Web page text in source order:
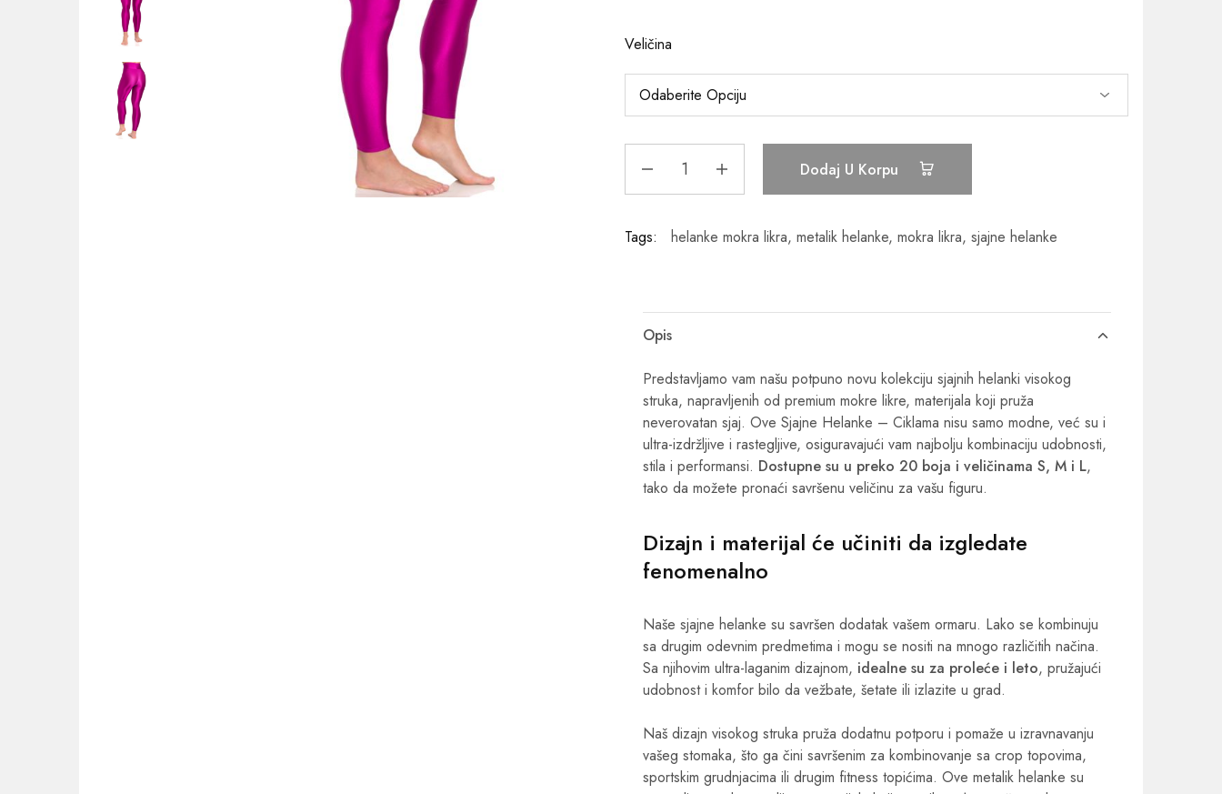
Veličina
Dodaj U Korpu
Tags: helanke mokra likra,metalik helanke,mokra likra,sjajne helanke
Opis
Predstavljamo vam našu potpuno novu kolekciju sjajnih helanki visokog
struka, napravljenih od premium mokre likre, materijala koji pruža
neverovatan sjaj. Ove Sjajne Helanke – Ciklama nisu samo modne, već su i
ultra-izdržljive i rastegljive, osiguravajući vam najbolju kombinaciju udobnosti,
stila i performansi. Dostupne su u preko 20 boja i veličinama S, M i L,
tako da možete pronaći savršenu veličinu za vašu figuru.
Dizajn i materijal će učiniti da izgledate
fenomenalno
Naše sjajne helanke su savršen dodatak vašem ormaru. Lako se kombinuju
sa drugim odevnim predmetima i mogu se nositi na mnogo različitih načina.
Sa njihovim ultra-laganim dizajnom, idealne su za proleće i leto, pružajući
udobnost i komfor bilo da vežbate, šetate ili izlazite u grad.
Naš dizajn visokog struka pruža dodatnu potporu i pomaže u izravnavanju
vašeg stomaka, što ga čini savršenim za kombinovanje sa crop topovima,
sportskim grudnjacima ili drugim fitness topićima. Ove metalik helanke su